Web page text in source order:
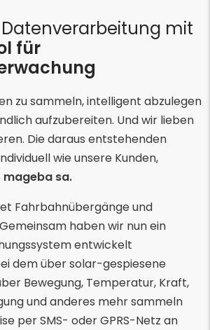
mit
für
zu sammeln, intelligent abzulegen
aufzubereiten. Und wir lieben
Die daraus entstehenden
wie unsere Kunden,
mageba sa.
Fahrbahnübergänge und
haben wir nun ein
entwickelt
dem über solar-gespiesene
Bewegung, Temperatur, Kraft,
und anderes mehr sammeln
per SMS- oder GPRS-Netz an